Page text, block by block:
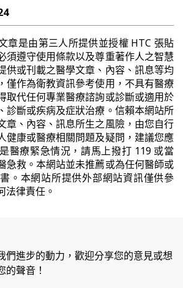
章是由第三人所提供並授權 HTC 張貼
須遵守使用條款以及尊重著作人之智慧
供或刊載之醫學文章、內容、訊息等均
僅作為衛教資訊參考使用，不具有醫療
取代任何專業醫療諮詢或診斷或適用於
診斷或疾病及症狀治療。信賴本網站所
章、內容、訊息所生之風險，由您自行
健康或醫療相關問題及疑問，建議您應
醫療緊急情況，請馬上撥打 119 或當
急救。本網站並未推薦或為任何醫師或
。本網站所提供外部網站資訊僅供參
法律責任。
們進步的動力，歡迎分享您的意見或想
的聲音！